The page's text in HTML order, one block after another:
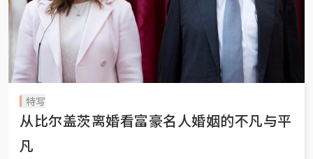
特写
从比尔盖茨离婚看富豪名人婚姻的不凡与平
凡